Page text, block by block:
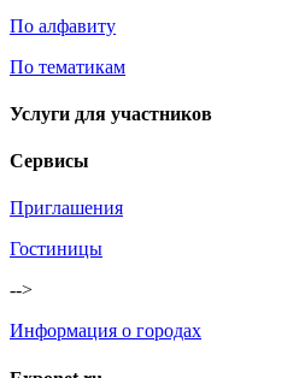
По алфавиту
По тематикам
Услуги для участников
Сервисы
Приглашения
Гостиницы
-->
Информация о городах